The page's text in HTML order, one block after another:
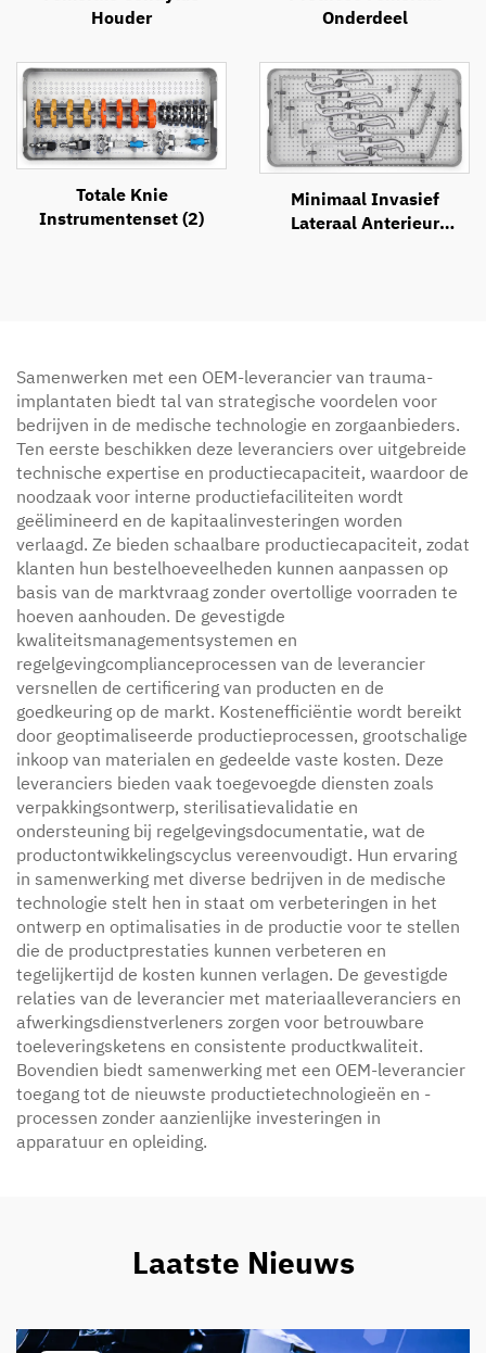
Houder
Onderdeel
Totale Knie
Instrumentenset (2)
Minimaal Invasief
Lateraal Anterieur
Samenwerken met een OEM-leverancier van trauma-
implantaten biedt tal van strategische voordelen voor
bedrijven in de medische technologie en zorgaanbieders.
Ten eerste beschikken deze leveranciers over uitgebreide
technische expertise en productiecapaciteit, waardoor de
noodzaak voor interne productiefaciliteiten wordt
geëlimineerd en de kapitaalinvesteringen worden
verlaagd. Ze bieden schaalbare productiecapaciteit, zodat
klanten hun bestelhoeveelheden kunnen aanpassen op
basis van de marktvraag zonder overtollige voorraden te
hoeven aanhouden. De gevestigde
kwaliteitsmanagementsystemen en
regelgevingcomplianceprocessen van de leverancier
versnellen de certificering van producten en de
goedkeuring op de markt. Kostenefficiëntie wordt bereikt
door geoptimaliseerde productieprocessen, grootschalige
inkoop van materialen en gedeelde vaste kosten. Deze
leveranciers bieden vaak toegevoegde diensten zoals
verpakkingsontwerp, sterilisatievalidatie en
ondersteuning bij regelgevingsdocumentatie, wat de
productontwikkelingscyclus vereenvoudigt. Hun ervaring
in samenwerking met diverse bedrijven in de medische
technologie stelt hen in staat om verbeteringen in het
ontwerp en optimalisaties in de productie voor te stellen
die de productprestaties kunnen verbeteren en
tegelijkertijd de kosten kunnen verlagen. De gevestigde
relaties van de leverancier met materiaalleveranciers en
afwerkingsdienstverleners zorgen voor betrouwbare
toeleveringsketens en consistente productkwaliteit.
Bovendien biedt samenwerking met een OEM-leverancier
toegang tot de nieuwste productietechnologieën en -
processen zonder aanzienlijke investeringen in
apparatuur en opleiding.
Laatste Nieuws